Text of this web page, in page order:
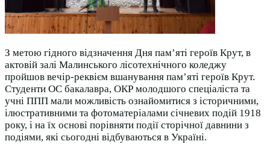
З метою гідного відзначення Дня пам’яті героїв Крут, в
актовій залі Малинського лісотехнічного коледжу
пройшов вечір-реквієм вшанування пам’яті героїв Крут.
Студенти ОС бакалавра, ОКР молодшого спеціаліста та
учні ППП мали можливість ознайомитися з історичними,
ілюстративними та фотоматеріалами січневих подій 1918
року, і на їх основі порівняти події сторічної давнини з
подіями, які сьогодні відбуваються в Україні.